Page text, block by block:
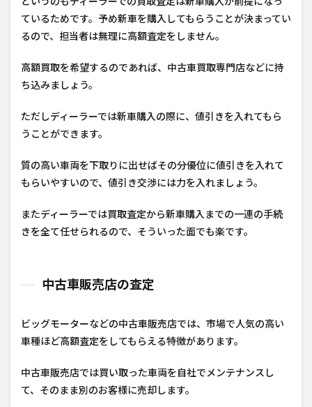
ているためです。予め新車を購入してもらうことが決まってい
るので、担当者は無理に高額査定をしません。
高額買取を希望するのであれば、中古車買取専門店などに持
ち込みましょう。
ただしディーラーでは新車購入の際に、値引きを入れてもら
うことができます。
質の高い車両を下取りに出せばその分優位に値引きを入れて
もらいやすいので、値引き交渉には力を入れましょう。
またディーラーでは買取査定から新車購入までの一連の手続
きを全て任せられるので、そういった面でも楽です。
中古車販売店の査定
ビッグモーターなどの中古車販売店では、市場で人気の高い
車種ほど高額査定をしてもらえる特徴があります。
中古車販売店では買い取った車両を自社でメンテナンスし
て、そのまま別のお客様に売却します。